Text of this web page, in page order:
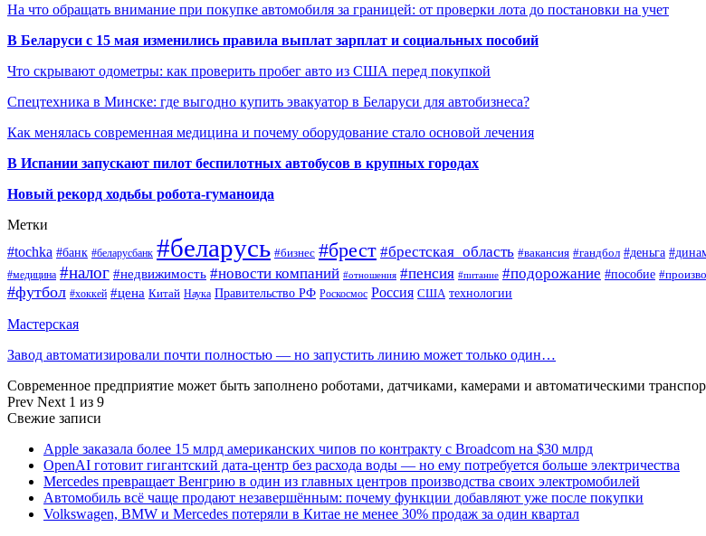
На что обращать внимание при покупке автомобиля за границей: от проверки лота до постановки на учет
В Беларуси с 15 мая изменились правила выплат зарплат и социальных пособий
Что скрывают одометры: как проверить пробег авто из США перед покупкой
Спецтехника в Минске: где выгодно купить эвакуатор в Беларуси для автобизнеса?
Как менялась современная медицина и почему оборудование стало основой лечения
В Испании запускают пилот беспилотных автобусов в крупных городах
Новый рекорд ходьбы робота-гуманоида
Метки
#tochka #банк #беларусбанк #беларусь #бизнес #брест #брестская_область #вакансия #гандбол #деньга
#медицина #налог #недвижимость #новости компаний #отношения #пенсия #питание #подорожание #пособие
#футбол #хоккей #цена Китай Наука Правительство РФ Роскосмос Россия США технологии
Мастерская
Завод автоматизировали почти полностью — но запустить линию может только один…
Современное предприятие может быть заполнено роботами, датчиками, камерами и автоматическими
Prev Next 1 из 9
Свежие записи
Apple заказала более 15 млрд американских чипов по контракту с Broadcom на $30 млрд
OpenAI готовит гигантский дата-центр без расхода воды — но ему потребуется больше электричества
Mercedes превращает Венгрию в один из главных центров производства своих электромобилей
Автомобиль всё чаще продают незавершённым: почему функции добавляют уже после покупки
Volkswagen, BMW и Mercedes потеряли в Китае не менее 30% продаж за один квартал